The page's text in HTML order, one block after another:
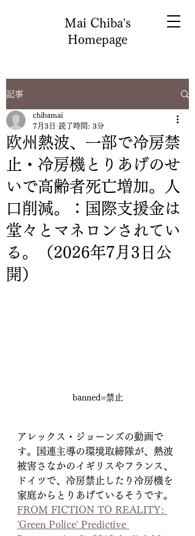
Mai Chiba's
Homepage
記事
欧州熱波、一部で冷房禁
止・冷房機とりあげのせ
いで高齢者死亡増加。人
口削減。：国際支援金は
堂々とマネロンされてい
る。（2026年7月3日公
開）
chibamai
7月3日 読了時間: 3分
banned=禁止
アレックス・ジョーンズの動画で
す。国連主導の環境取締隊が、熱波
被害さなかのイギリスやフランス、
ドイツで、冷房禁止したり冷房機を
家庭からとりあげているそうです。
FROM FICTION TO REALITY:
'Green Police' Predictive